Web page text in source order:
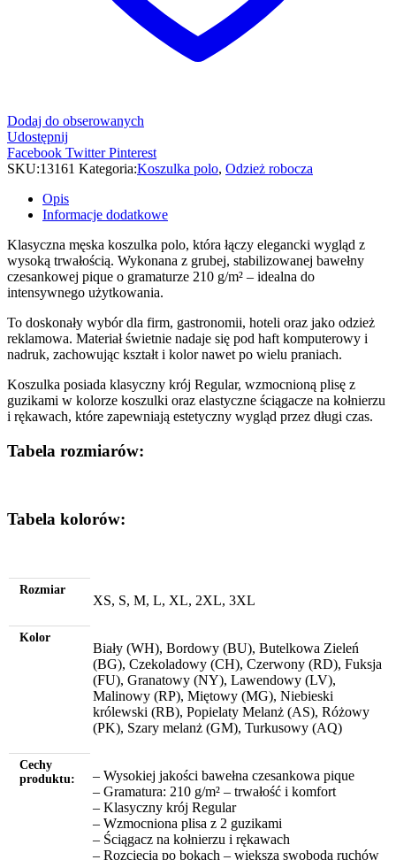
Dodaj do obserowanych
Udostępnij
Facebook Twitter Pinterest
SKU:13161 Kategoria:Koszulka polo, Odzież robocza
Opis
Informacje dodatkowe
Klasyczna męska koszulka polo, która łączy elegancki wygląd z
wysoką trwałością. Wykonana z grubej, stabilizowanej bawełny
czesankowej pique o gramaturze 210 g/m² – idealna do
intensywnego użytkowania.
To doskonały wybór dla firm, gastronomii, hoteli oraz jako odzież
reklamowa. Materiał świetnie nadaje się pod haft komputerowy i
nadruk, zachowując kształt i kolor nawet po wielu praniach.
Koszulka posiada klasyczny krój Regular, wzmocnioną plisę z
guzikami w kolorze koszulki oraz elastyczne ściągacze na kołnierzu
i rękawach, które zapewniają estetyczny wygląd przez długi czas.
Tabela rozmiarów:
Tabela kolorów:
Rozmiar
XS, S, M, L, XL, 2XL, 3XL
Kolor
Biały (WH), Bordowy (BU), Butelkowa Zieleń
(BG), Czekoladowy (CH), Czerwony (RD), Fuksja
(FU), Granatowy (NY), Lawendowy (LV),
Malinowy (RP), Miętowy (MG), Niebieski
królewski (RB), Popielaty Melanż (AS), Różowy
(PK), Szary melanż (GM), Turkusowy (AQ)
Cechy
produktu:
– Wysokiej jakości bawełna czesankowa pique
– Gramatura: 210 g/m² – trwałość i komfort
– Klasyczny krój Regular
– Wzmocniona plisa z 2 guzikami
– Ściągacz na kołnierzu i rękawach
– Rozcięcia po bokach – większa swoboda ruchów